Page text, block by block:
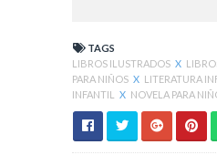
TAGS
LIBROS ILUSTRADOS X
PARA NIÑOS X LITERATURA
INFANTIL
X NOVELA PARA